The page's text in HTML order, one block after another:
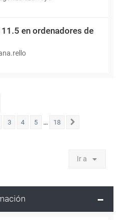
en ordenadores de
18
3 4 5 … 18
Ir a